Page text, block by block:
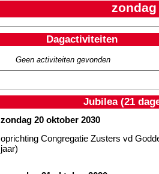
Dagactiviteiten
Geen activiteiten gevonden
Jubilea (21
zondag 20 oktober 2030
oprichting Congregatie Zusters vd
jaar)